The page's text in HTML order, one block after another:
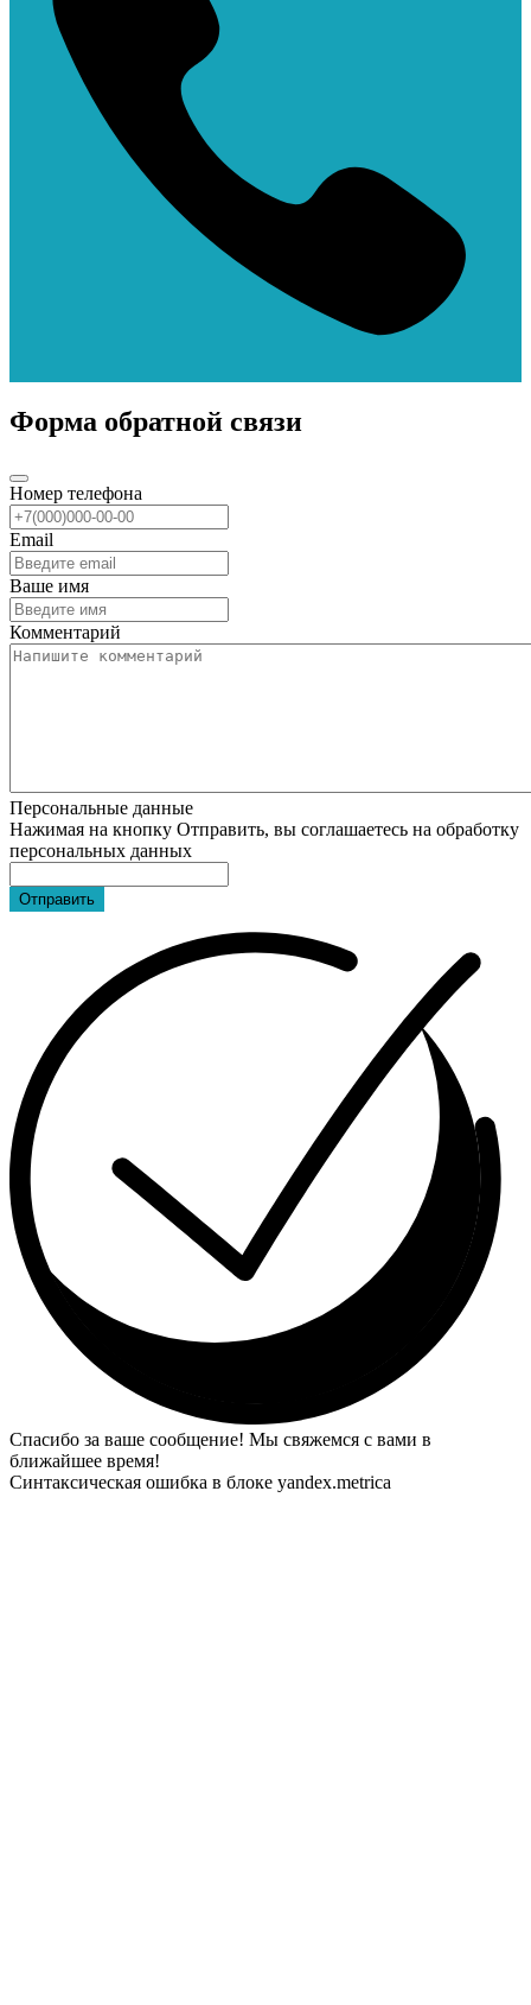
Форма обратной связи
Номер телефона
Email
Ваше имя
Комментарий
Персональные данные
Нажимая на кнопку Отправить, вы соглашаетесь на обработку
персональных данных
Отправить
Спасибо за ваше сообщение! Мы свяжемся с вами в
ближайшее время!
Синтаксическая ошибка в блоке yandex.metrica